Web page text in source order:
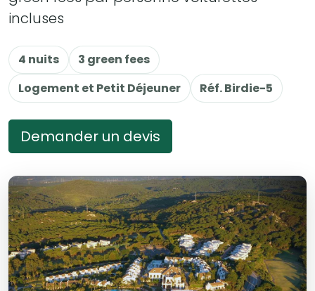
incluses
4 nuits
3 green fees
Logement et Petit Déjeuner
Réf. Birdie-5
Demander un devis